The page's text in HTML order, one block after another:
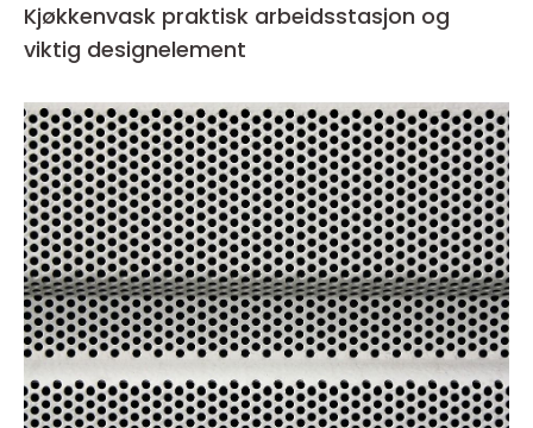
Kjøkkenvask praktisk arbeidsstasjon og
viktig designelement